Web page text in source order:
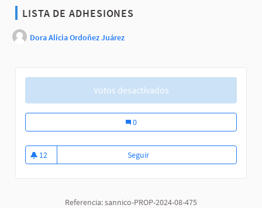
LISTA DE ADHESIONES
Dora Alicia Ordoñez Juárez
Votos desactivados
Renovación del Parque.
0
12
12 seguidoras
SeguirRenovación del Parque.
Referencia: sannico-PROP-2024-08-475